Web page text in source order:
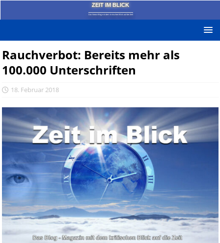
ZEIT IM BLICK
Das News-Blog mit dem kritischen Blick auf die Zeit!
Rauchverbot: Bereits mehr als
100.000 Unterschriften
18. Februar 2018